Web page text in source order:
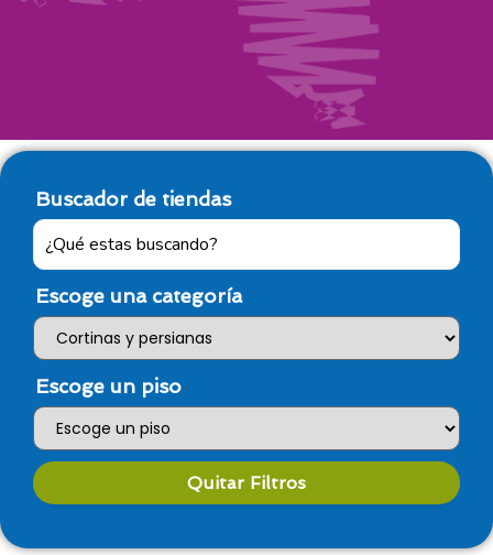
Buscador de tiendas
Escoge una categoría
Escoge un piso
Quitar Filtros